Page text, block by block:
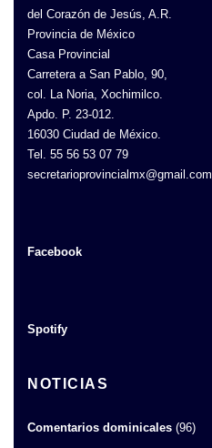
del Corazón de Jesús, A.R.
Provincia de México
Casa Provincial
Carretera a San Pablo, 90,
col. La Noria, Xochimilco.
Apdo. P. 23-012.
16030 Ciudad de México.
Tel. 55 56 53 07 79
secretarioprovincialmx@gmail.com
Facebook
Spotify
NOTICIAS
Comentarios dominicales (96)